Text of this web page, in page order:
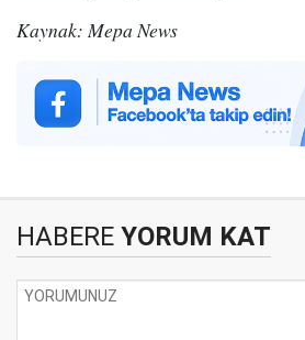
Kaynak: Mepa News
HABERE YORUM KAT